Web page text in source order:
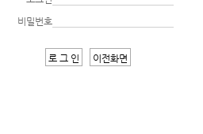
비밀번호